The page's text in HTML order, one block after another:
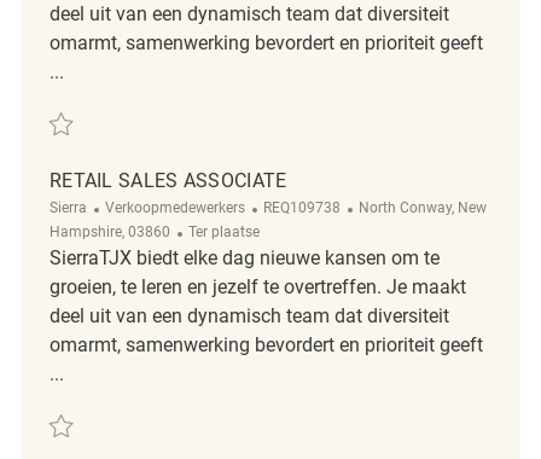
deel uit van een dynamisch team dat diversiteit
omarmt, samenwerking bevordert en prioriteit geeft
...
Redden Retail Sales Associate REQ132473
RETAIL SALES ASSOCIATE
Sierra Categorie
Verkoopmedewerkers ReqId
REQ109738 Plaats
North Conway, New
Hampshire, 03860
Afgelegen
Ter plaatse
SierraTJX biedt elke dag nieuwe kansen om te
groeien, te leren en jezelf te overtreffen. Je maakt
deel uit van een dynamisch team dat diversiteit
omarmt, samenwerking bevordert en prioriteit geeft
...
Redden Retail Sales Associate REQ109738